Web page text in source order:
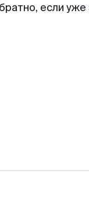
если